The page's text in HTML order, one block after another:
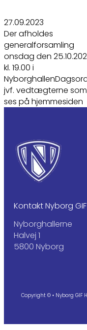
27.09.2023
Der afholdes
generalforsamling
onsdag den
kl. 19.00 i
jvf. vedtægterne som
ses på hjemmesiden
Kontakt Nyborg
Nyborghallerne
Halvej 1
5800 Nyborg
Copyright © • Nyborg GIF